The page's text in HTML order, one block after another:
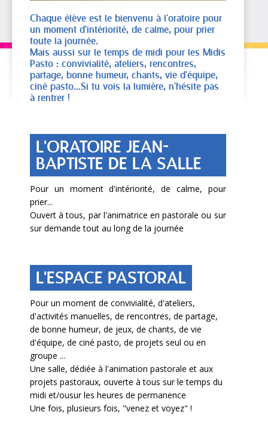
Chaque élève est le bienvenu à l'oratoire pour
un moment d'intériorité, de calme, pour prier
toute la journée.
Mais aussi sur le temps de midi pour les Midis
Pasto : convivialité, ateliers, rencontres,
partage, bonne humeur, chants, vie d'équipe,
ciné pasto...Si tu vois la lumière, n'hésite pas
à rentrer !
L'ORATOIRE JEAN-
BAPTISTE DE LA SALLE
Pour un moment d'intériorité, de calme, pour
prier...
Ouvert à tous, par l'animatrice en pastorale ou sur
sur demande tout au long de la journée
L'ESPACE PASTORAL
Pour un moment de convivialité, d'ateliers,
d'activités manuelles, de rencontres, de partage,
de bonne humeur, de jeux, de chants, de vie
d'équipe, de ciné pasto, de projets seul ou en
groupe ...
Une salle, dédiée à l'animation pastorale et aux
projets pastoraux, ouverte à tous sur le temps du
midi et/ousur les heures de permanence
Une fois, plusieurs fois, "venez et voyez" !